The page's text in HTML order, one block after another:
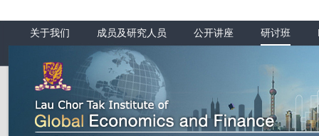
关于我们 成员及研究人员 公开讲座 研讨班